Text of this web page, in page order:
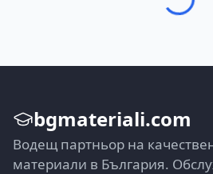
bgmateriali.com
Водещ партньор на
материали в България.